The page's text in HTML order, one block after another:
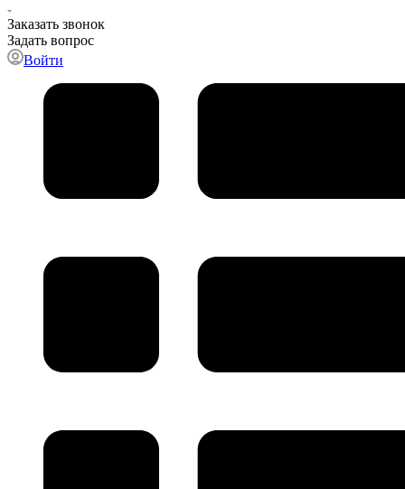
Заказать звонок
Задать вопрос
Войти